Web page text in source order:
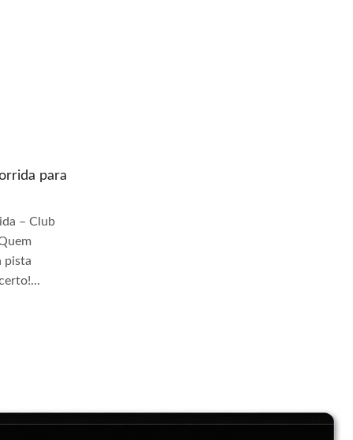
para
– Club
pista